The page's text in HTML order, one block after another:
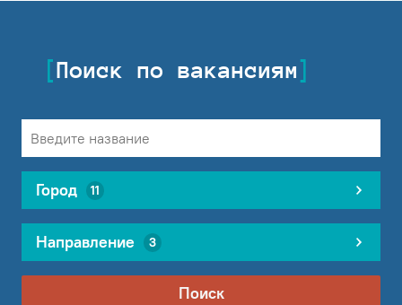
Поиск по вакансиям
Город 11
Направление 3
Поиск